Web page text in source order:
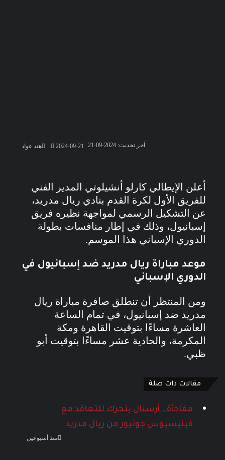
هند عواد 2024-09-21 آخر تحديث: 2024-09-21
أعلن الإيطالي كارلو أنشيلوتي المدير الفني
للفريق الأول لكرة القدم بنادي ريال مدريد،
عن التشكيل الرسمي لمواجهة نظيره فريق
إسبانيول، وذلك في إطار منافسات بطولة
الدوري الإسباني هذا الموسم.
موعد مباراة ريال مدريد ضد إسبانيول في
الدوري الإسباني
ومن المنتظر أن تنطلق صافرة مباراة ريال
مدريد ضد إسبانيول، في تمام الساعة
العاشرة مساءًا بتوقيت القاهرة ومكة
المكرمة، والحادية عشر مساءًا بتوقيت أبو
ظبي.
مقالات ذات صلة
مفاجأة.. أرسنال يتحرك للتعاقد مع
فينيسيوس جونيور من ريال مدريد
منذ أسبوعين